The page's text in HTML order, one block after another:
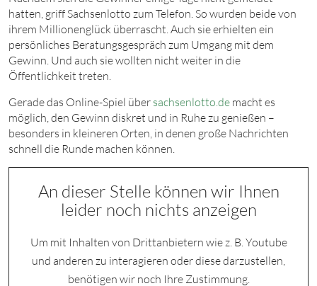
hatten, griff Sachsenlotto zum Telefon. So wurden beide von
ihrem Millionenglück überrascht. Auch sie erhielten ein
persönliches Beratungsgespräch zum Umgang mit dem
Gewinn. Und auch sie wollten nicht weiter in die
Öffentlichkeit treten.
Gerade das Online-Spiel über sachsenlotto.de macht es
möglich, den Gewinn diskret und in Ruhe zu genießen –
besonders in kleineren Orten, in denen große Nachrichten
schnell die Runde machen können.
An dieser Stelle können wir Ihnen
leider noch nichts anzeigen
Um mit Inhalten von Drittanbietern wie z. B. Youtube
und anderen zu interagieren oder diese darzustellen,
benötigen wir noch Ihre Zustimmung.